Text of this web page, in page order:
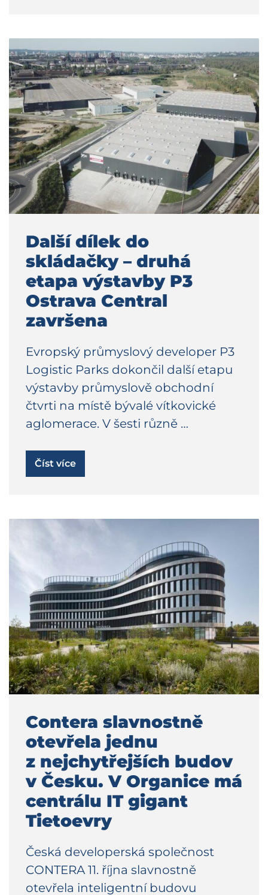
Další dílek do
skládačky – druhá
etapa výstavby P3
Ostrava Central
završena
Evropský průmyslový developer P3
Logistic Parks dokončil další etapu
výstavby průmyslově obchodní
čtvrti na místě bývalé vítkovické
aglomerace. V šesti různě …
Číst více
Contera slavnostně
otevřela jednu
z nejchytřejších budov
v Česku. V Organice má
centrálu IT gigant
Tietoevry
Česká developerská společnost
CONTERA 11. října slavnostně
otevřela inteligentní budovu